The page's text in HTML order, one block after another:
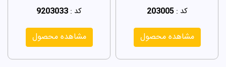
کد :203005
مشاهده محصول
کد : 9203033
مشاهده محصول